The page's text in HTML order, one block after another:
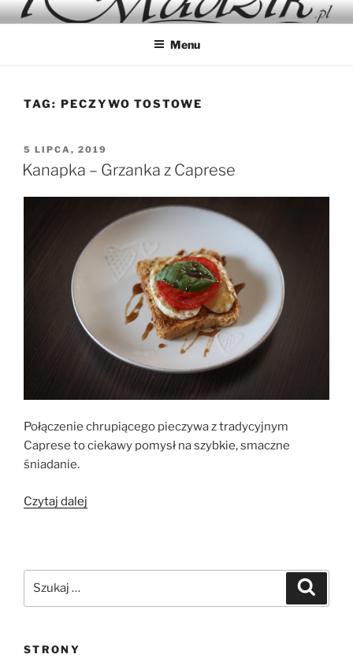
Przejdź
do
IMADZIK
Blog Kulinarny
Menu
TAG: PECZYWO TOSTOWE
OPUBLIKOWANE
W
5 LIPCA, 2019
Kanapka – Grzanka z Caprese
Połączenie chrupiącego pieczywa z tradycyjnym
Caprese to ciekawy pomysł na szybkie, smaczne
śniadanie.
Czytaj dalej
STRONY